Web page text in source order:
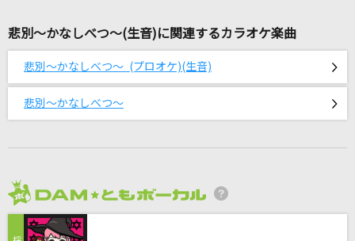
爆裂愛してる
革命道中
群青
YOASOBI
悲別～かなしべつ～(生音)に関連するカラオケ楽曲
悲別～かなしべつ～ (プロオケ)(生音)
悲別～かなしべつ～